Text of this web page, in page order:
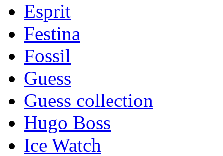
Esprit
Festina
Fossil
Guess
Guess collection
Hugo Boss
Ice Watch